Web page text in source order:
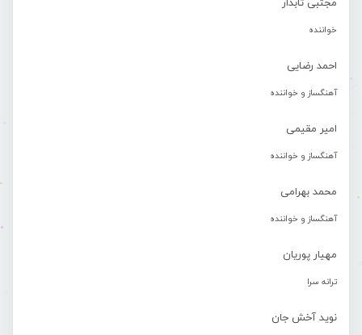
مجتبی تابدار
خواننده
احمد رضایی
آهنگساز و خواننده
امیر مقیمی
آهنگساز و خواننده
محمد بهرامی
آهنگساز و خواننده
مهیار پوریان
ترانه سرا
نوید آخش جان